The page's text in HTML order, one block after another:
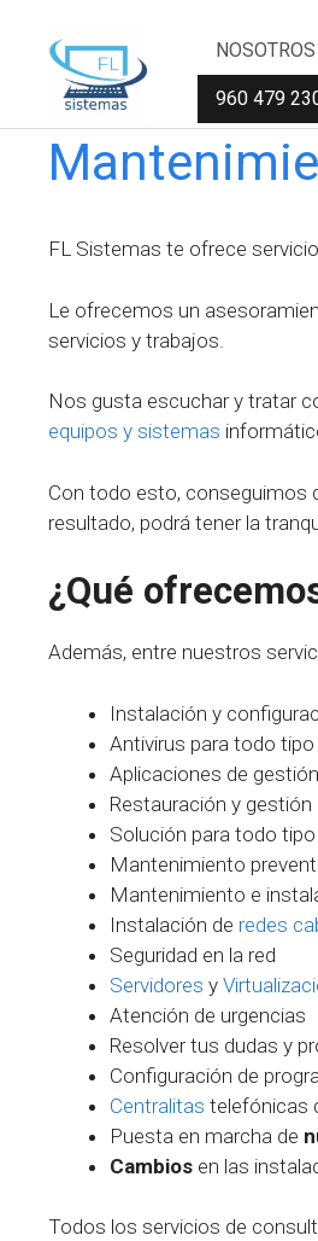
contenido
NOSOTROS
960 479
FL Sistemas te ofrece
Le ofrecemos un
servicios y trabajos.
Nos gusta escuchar y tratar
equipos y sistemas
Con todo esto, conseguimos
resultado, podrá tener la
¿Qué
Además, entre nuestros
Instalación y
Antivirus para todo
Aplicaciones de
Restauración y gestión
Solución para todo
Mantenimiento
Mantenimiento e
Instalación de redes
Seguridad en la red
Servidores y
Atención de urgencias
Resolver tus dudas y
Configuración de
Centralitas telefónicas
Puesta en marcha de
Cambios en las
Todos los servicios de